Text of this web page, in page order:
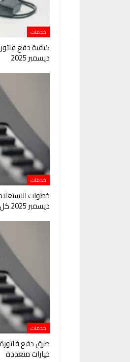
خدمات
كيفية دفع
ديسمبر 2025
خدمات
خطوات
ديسمبر 2025 كل ما تحتاج معرفته
خدمات
خيارات متعددة